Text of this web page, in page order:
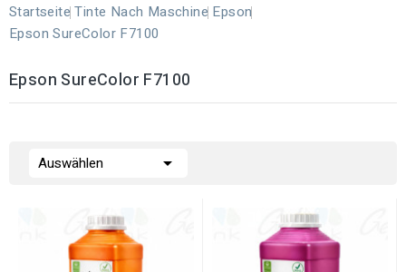
Startseite Tinte Nach Maschine Epson
Epson SureColor F7100
Epson SureColor F7100
Auswählen 